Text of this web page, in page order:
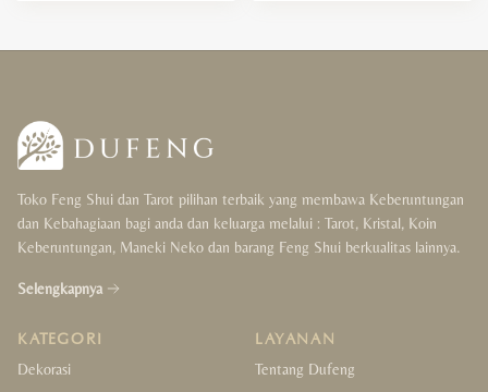
Toko Feng Shui dan Tarot pilihan terbaik yang membawa Keberuntungan
dan Kebahagiaan bagi anda dan keluarga melalui : Tarot, Kristal, Koin
Keberuntungan, Maneki Neko dan barang Feng Shui berkualitas lainnya.
Selengkapnya
KATEGORI
Dekorasi
LAYANAN
Tentang Dufeng